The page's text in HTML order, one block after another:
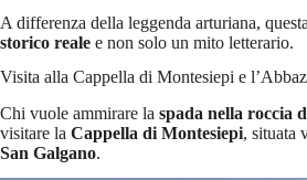
A differenza della leggenda arturiana,
storico reale e non solo un mito letterario.
Visita alla Cappella di Montesiepi e
Chi vuole ammirare la spada nella roccia
visitare la Cappella di Montesiepi, situata
San Galgano.